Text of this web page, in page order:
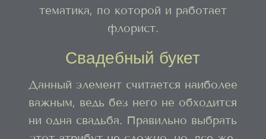
тематика, по которой и работает
флорист.
Свадебный букет
Данный элемент считается наиболее
важным, ведь без него не обходится
ни одна свадьба. Правильно выбрать